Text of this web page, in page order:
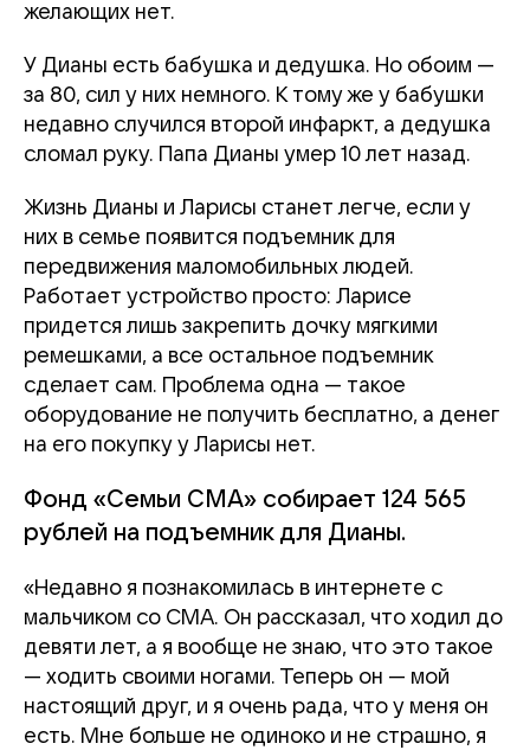
желающих нет.
У Дианы есть бабушка и дедушка. Но обоим —
за 80, сил у них немного. К тому же у бабушки
недавно случился второй инфаркт, а дедушка
сломал руку. Папа Дианы умер 10 лет назад.
Жизнь Дианы и Ларисы станет легче, если у
них в семье появится подъемник для
передвижения маломобильных людей.
Работает устройство просто: Ларисе
придется лишь закрепить дочку мягкими
ремешками, а все остальное подъемник
сделает сам. Проблема одна — такое
оборудование не получить бесплатно, а денег
на его покупку у Ларисы нет.
Фонд «Семьи СМА» собирает 124 565
рублей на подъемник для Дианы.
«Недавно я познакомилась в интернете с
мальчиком со СМА. Он рассказал, что ходил до
девяти лет, а я вообще не знаю, что это такое
— ходить своими ногами. Теперь он — мой
настоящий друг, и я очень рада, что у меня он
есть. Мне больше не одиноко и не страшно, я